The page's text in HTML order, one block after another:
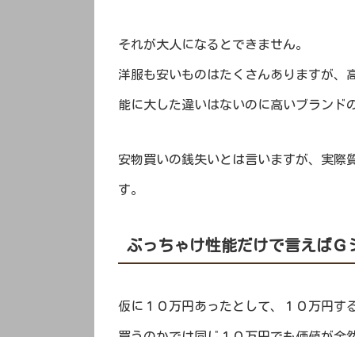
それが大人になるとできません。
洋服も安いものはたくさんありますが、
能に大した違いはないのに高いブランド
安物買いの銭失いとは言いますが、実際
す。
ぶっちゃけ性能だけで言えばＧ
仮に１０万円あったとして、１０万円す